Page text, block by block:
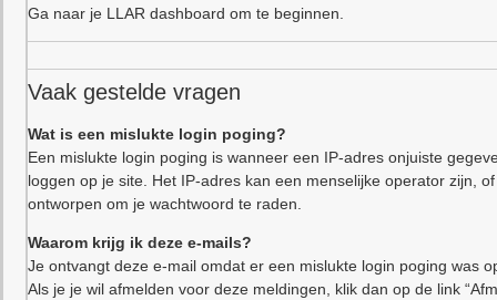
Ga naar je LLAR dashboard om te beginnen.
Vaak gestelde vragen
Wat is een mislukte login poging?
Een mislukte login poging is wanneer een IP-adres onjuiste
loggen op je site. Het IP-adres kan een menselijke operator zijn,
ontworpen om je wachtwoord te raden.
Waarom krijg ik deze e-mails?
Je ontvangt deze e-mail omdat er een mislukte login poging was
Als je je wil afmelden voor deze meldingen, klik dan op de link